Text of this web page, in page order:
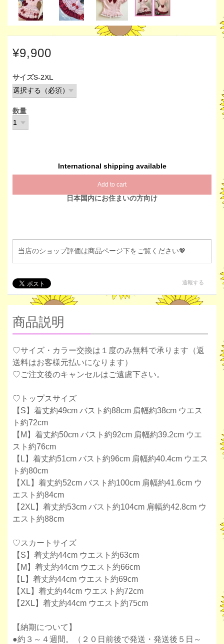
¥9,900
サイズS-2XL
数量
International shipping available
Add to cart
日本国内にお住まいの方向け
当店のショップ評価は商品ページ下をご覧ください💖
通報する
商品説明
♡サイズ・カラー交換は１度のみ無料で承ります（返
送料はお客様元払いになります）
♡ご注文後のキャンセルはご遠慮下さい。
♡トップスサイズ
【S】着丈約49cm バスト約88cm 肩幅約38cm ウエス
ト約72cm
【M】着丈約50cm バスト約92cm 肩幅約39.2cm ウエ
スト約76cm
【L】着丈約51cm バスト約96cm 肩幅約40.4cm ウエス
ト約80cm
【XL】着丈約52cm バスト約100cm 肩幅約41.6cm ウ
エスト約84cm
【2XL】着丈約53cm バスト約104cm 肩幅約42.8cm ウ
エスト約88cm
♡スカートサイズ
【S】着丈約44cm ウエスト約63cm
【M】着丈約44cm ウエスト約66cm
【L】着丈約44cm ウエスト約69cm
【XL】着丈約44cm ウエスト約72cm
【2XL】着丈約44cm ウエスト約75cm
【納期について】
●約３～４週間。（２０日前後で発送・発送後５日～